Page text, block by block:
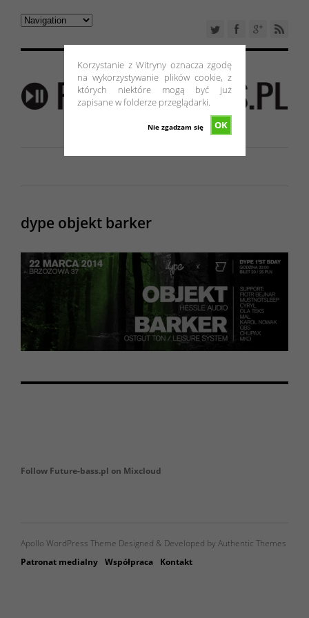
Korzystanie z Witryny oznacza zgodę
na wykorzystywanie plików cookie, z
których niektóre mogą być już
zapisane w folderze przeglądarki.
OK
Nie zgadzam się
dype objekt barker
Follow Future-bass.pl on Mixcloud
Apollo WordPress Theme Designed & Developed by Authentic Themes
Patronat medialny Współpraca Kontakt